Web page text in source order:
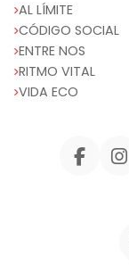
AL LÍMITE
CÓDIGO SOCIAL
ENTRE NOS
RITMO VITAL
VIDA ECO